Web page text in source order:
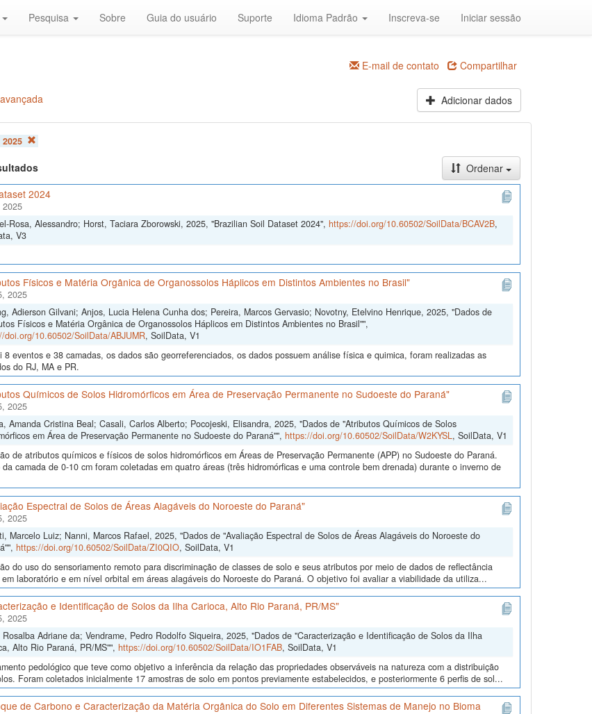
Pesquisa Sobre Guia do usuário Suporte Idioma Padrão Inscreva-se Iniciar sessão
E-mail de contato Compartilhar
Adicionar dados
2025
Ordenar
2024
2025
Rosa, Alessandro; Horst, Taciara Zborowski, 2025, "Brazilian Soil Dataset 2024", https://doi.org/10.60502/SoilData/BCAV2B,
V3
Físicos e Matéria Orgânica de Organossolos Háplicos em Distintos Ambientes no Brasil"
2025
Adierson Gilvani; Anjos, Lucia Helena Cunha dos; Pereira, Marcos Gervasio; Novotny, Etelvino Henrique, 2025, "Dados de
Físicos e Matéria Orgânica de Organossolos Háplicos em Distintos Ambientes no Brasil"",
doi.org/10.60502/SoilData/ABJUMR, SoilData, V1
8 eventos e 38 camadas, os dados são georreferenciados, os dados possuem análise física e quimica, foram realizadas as
do RJ, MA e PR.
Químicos de Solos Hidromórficos em Área de Preservação Permanente no Sudoeste do Paraná"
2025
Amanda Cristina Beal; Casali, Carlos Alberto; Pocojeski, Elisandra, 2025, "Dados de "Atributos Químicos de Solos
em Área de Preservação Permanente no Sudoeste do Paraná"", https://doi.org/10.60502/SoilData/W2KYSL, SoilData, V1
de atributos químicos e físicos de solos hidromórficos em Áreas de Preservação Permanente (APP) no Sudoeste do Paraná.
camada de 0-10 cm foram coletadas em quatro áreas (três hidromórficas e uma controle bem drenada) durante o inverno de
Espectral de Solos de Áreas Alagáveis do Noroeste do Paraná"
2025
Marcelo Luiz; Nanni, Marcos Rafael, 2025, "Dados de "Avaliação Espectral de Solos de Áreas Alagáveis do Noroeste do
https://doi.org/10.60502/SoilData/ZI0QIO, SoilData, V1
do uso do sensoriamento remoto para discriminação de classes de solo e seus atributos por meio de dados de reflectância
laboratório e em nível orbital em áreas alagáveis do Noroeste do Paraná. O objetivo foi avaliar a viabilidade da utiliza...
e Identificação de Solos da Ilha Carioca, Alto Rio Paraná, PR/MS"
2025
Rosalba Adriane da; Vendrame, Pedro Rodolfo Siqueira, 2025, "Dados de "Caracterização e Identificação de Solos da Ilha
Alto Rio Paraná, PR/MS"", https://doi.org/10.60502/SoilData/IO1FAB, SoilData, V1
pedológico que teve como objetivo a inferência da relação das propriedades observáveis na natureza com a distribuição
Foram coletados inicialmente 17 amostras de solo em pontos previamente estabelecidos, e posteriormente 6 perfis de sol...
de Carbono e Caracterização da Matéria Orgânica do Solo em Diferentes Sistemas de Manejo no Bioma